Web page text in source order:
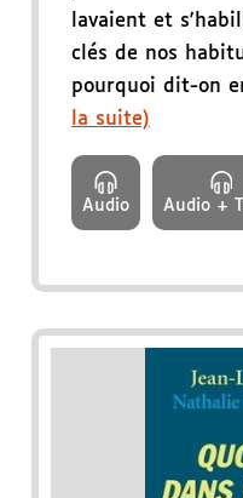
lavaient et
clés de nos
pourquoi dit-on
la suite)
Audio Audio +